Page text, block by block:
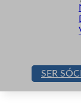
SER